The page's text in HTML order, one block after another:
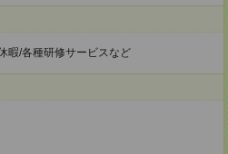
暇/各種研修サービスなど